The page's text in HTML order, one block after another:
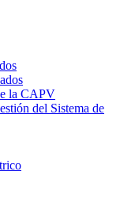
la CAPV
del Sistema de